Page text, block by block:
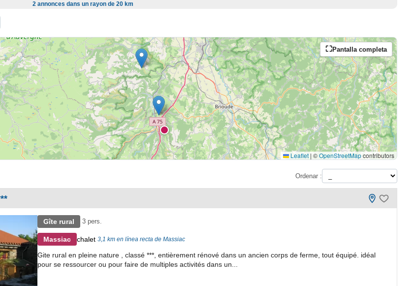
2 annonces dans un rayon de 20 km
Pantalla completa
Leaflet | ©OpenStreetMapcontributors
Ordenar :
Gîte rural 3 pers.
Massiac chalet 3,1 km en línea recta de Massiac
Gite rural en pleine nature , classé ***, entièrement rénové dans un ancien corps de ferme, tout équipé. idéal
pour se ressourcer ou pour faire de multiples activités dans un...